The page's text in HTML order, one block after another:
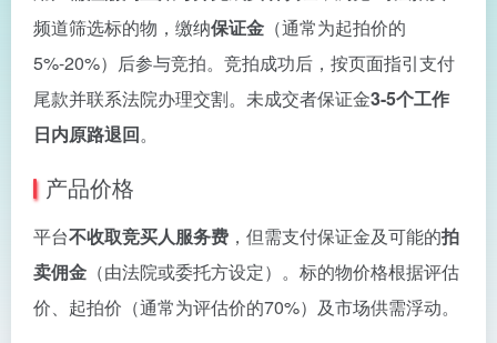
频道筛选标的物，缴纳保证金 （通常为起拍价的
5%-20%）后参与竞拍。竞拍成功后，按页面指引支付
尾款并联系法院办理交割。未成交者保证金3-5个工作
日内原路退回。
产品价格
平台不收取竞买人服务费 ，但需支付保证金及可能的拍
卖佣金 （由法院或委托方设定）。标的物价格根据评估
价、起拍价（通常为评估价的70%）及市场供需浮动。